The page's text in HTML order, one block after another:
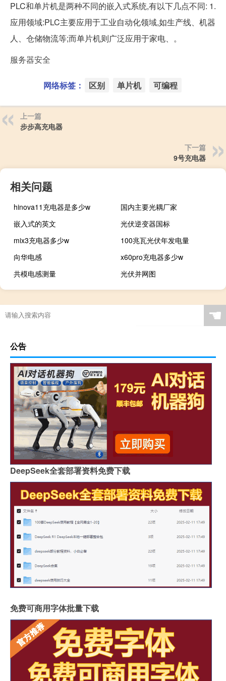
PLC和单片机是两种不同的嵌入式系统,有以下几点不同: 1.
应用领域:PLC主要应用于工业自动化领域,如生产线、机器
人、仓储物流等;而单片机则广泛应用于家电、。
服务器安全
网络标签： 区别 单片机 可编程
上一篇
步步高充电器
下一篇
9号充电器
相关问题
hinova11充电器是多少w
国内主要光耦厂家
嵌入式的英文
光伏逆变器国标
mix3充电器多少w
100兆瓦光伏年发电量
向华电感
x60pro充电器多少w
共模电感测量
光伏并网图
☚
公告
DeepSeek全套部署资料免费下载
免费可商用字体批量下载